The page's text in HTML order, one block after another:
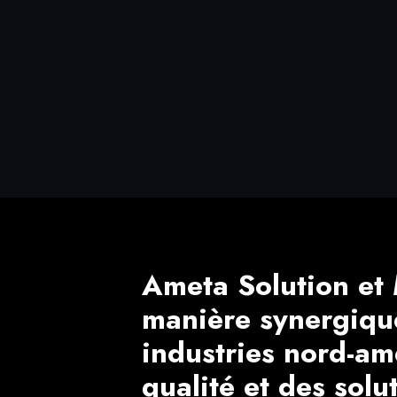
Ameta Solution
manière
industries nord-
qualité et des